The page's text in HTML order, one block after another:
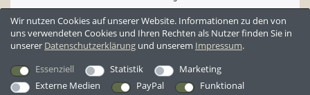
5F - knuspriges Erdbeermüsli
Wir nutzen Cookies auf unserer Website. Informationen zu den von
uns verwendeten Cookies und Ihren Rechten als Nutzer finden Sie in
unserer Daten­schutz­erklärung und unserem Impressum.
Essenziell
Statistik
Marketing
Externe Medien
PayPal Funktional